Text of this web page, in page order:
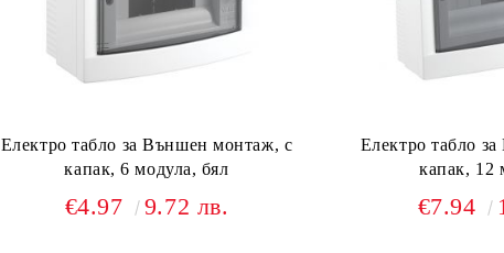
Електро табло за Външен монтаж, с
капак, 6 модула, бял
€4.97 9.72 лв.
Електро табло
капак, 12
€7.94